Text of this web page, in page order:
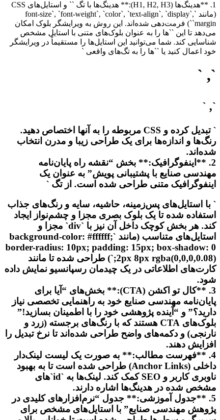
1. **هدینگ‌ها (H1, H2, H3):** هدینگ‌ها با تگ `
` و استایل‌های CSS
(مانند `font-size`, `font-weight`, `color`, `text-align`, `display`,
`margin`) فرمت‌دهی شده‌اند. این روش به ویرایشگر بلوک امکان
می‌دهد تا این ``ها را به عنوان بلوک‌های متنی با استایل مشخص
شناسایی کند. شما می‌توانید این استایل‌ها را مستقیماً در ویرایشگر
خود اعمال کنید یا ``ها را به تگ‌های واقعی `
`, `
`, `
` تبدیل کرده و CSS مربوطه را به آنها اختصاص دهید.
رنگ‌ها و اندازه‌ها برای یک طراحی زیبا و مدرن انتخاب
شده‌اند.
2. **اینفوگرافیک:** بخش “نقشه راه پایان‌نامه
مهندسی صنایع با پشتیبانی پویش” به عنوان یک
اینفوگرافیک متنی طراحی شده است. از تگ `
` با استایل‌های پس‌زمینه، حاشیه، سایه و رنگ‌های جذاب
استفاده شده تا یک بلوک بصری مجزا و چشم‌نواز ایجاد
کند. هر بخش کوچک داخل آن نیز با `div` مجزا و
استایل‌های متناسب (مانند `background-color: #ffffff;
border-radius: 10px; padding: 15px; box-shadow: 0
2px 8px rgba(0,0,0,0.08);`) طراحی شده تا مانند
کارت‌های اطلاعاتی در یک چیدمان رسپانسیو نمایش داده
شود.
3. **کال تو اکشن (CTA):** بخش‌های “آیا برای
پایان‌نامه مهندسی صنایع خود به راهنمایی تخصصی نیاز
دارید؟” و “آینده پژوهشی خود را با اطمینان بسازید!”
بلوک‌های CTA هستند که با رنگ‌های برجسته (زرد و
نارنجی) و دکمه‌های واضح طراحی شده‌اند تا نرخ تبدیل را
افزایش دهند.
4. **فهرست مطالب:** به صورت یک لیست لینک‌دار
داخلی (Anchor Links) طراحی شده است تا به بهبود
ناوبری کاربر و SEO کمک کند. لینک‌ها به `id`های
مشخص شده در هدینگ‌ها اشاره دارند.
5. **جدول آموزشی:** جدول “نرم‌افزارهای کلیدی در
پژوهش مهندسی صنایع” با استایل‌های مشخص برای